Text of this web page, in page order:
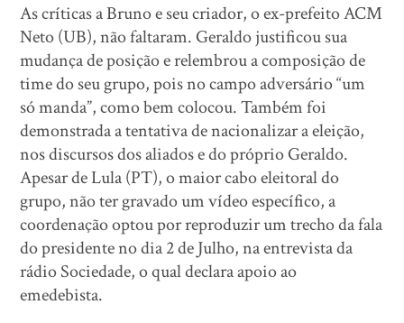
As críticas a Bruno e seu criador, o ex-prefeito ACM
Neto (UB), não faltaram. Geraldo justificou sua
mudança de posição e relembrou a composição de
time do seu grupo, pois no campo adversário “um
só manda”, como bem colocou. Também foi
demonstrada a tentativa de nacionalizar a eleição,
nos discursos dos aliados e do próprio Geraldo.
Apesar de Lula (PT), o maior cabo eleitoral do
grupo, não ter gravado um vídeo específico, a
coordenação optou por reproduzir um trecho da fala
do presidente no dia 2 de Julho, na entrevista da
rádio Sociedade, o qual declara apoio ao
emedebista.